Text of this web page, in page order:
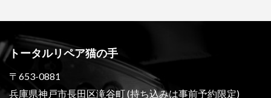
トータルリペア猫の手
〒653-0881
兵庫県神戸市長田区滝谷町 (持ち込みは事前予約限定)